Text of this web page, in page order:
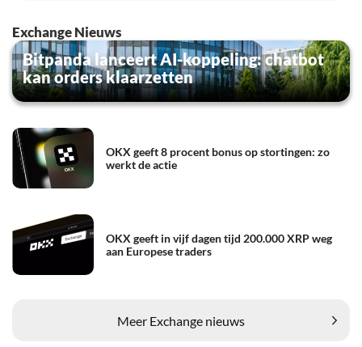
Exchange Nieuws
Bitpanda lanceert AI-koppeling: chatbot
kan orders klaarzetten
OKX geeft 8 procent bonus op stortingen: zo
werkt de actie
OKX geeft in vijf dagen tijd 200.000 XRP weg
aan Europese traders
Meer Exchange nieuws